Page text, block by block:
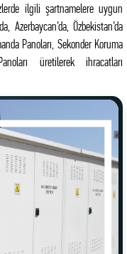
ilgili şartnamelere uygun
Azerbaycan’da, Özbekistan’da
Panoları, Sekonder Koruma
üretilerek ihracatları